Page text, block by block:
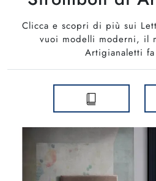
Clicca e scopri di più sui
vuoi modelli moderni, il
Artigianaletti